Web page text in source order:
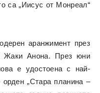
са „Иисус от Монреал“
аранжимент през
Жаки Анона. През юни
е удостоена с най-
орден „Стара планина –